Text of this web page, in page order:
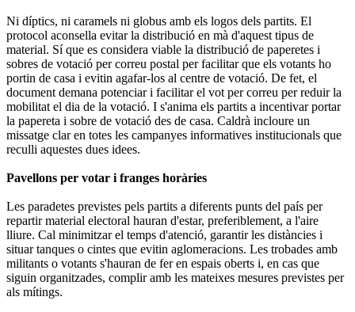
Ni díptics, ni caramels ni globus amb els logos dels partits. El
protocol aconsella evitar la distribució en mà d'aquest tipus de
material. Sí que es considera viable la distribució de paperetes i
sobres de votació per correu postal per facilitar que els votants ho
portin de casa i evitin agafar-los al centre de votació. De fet, el
document demana potenciar i facilitar el vot per correu per reduir la
mobilitat el dia de la votació. I s'anima els partits a incentivar portar
la papereta i sobre de votació des de casa. Caldrà incloure un
missatge clar en totes les campanyes informatives institucionals que
reculli aquestes dues idees.
Pavellons per votar i franges horàries
Les paradetes previstes pels partits a diferents punts del país per
repartir material electoral hauran d'estar, preferiblement, a l'aire
lliure. Cal minimitzar el temps d'atenció, garantir les distàncies i
situar tanques o cintes que evitin aglomeracions. Les trobades amb
militants o votants s'hauran de fer en espais oberts i, en cas que
siguin organitzades, complir amb les mateixes mesures previstes per
als mítings.